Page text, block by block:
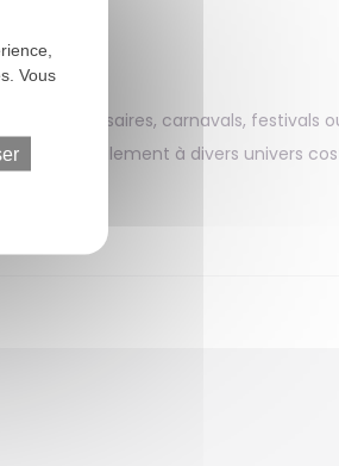
anniversaires, carnavals, festivals
facilement à divers univers
Vous